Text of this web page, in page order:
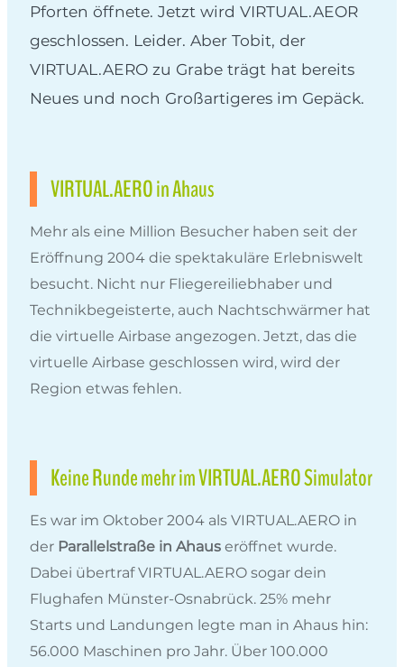
Pforten öffnete. Jetzt wird VIRTUAL.AEOR
geschlossen. Leider. Aber Tobit, der
VIRTUAL.AERO zu Grabe trägt hat bereits
Neues und noch Großartigeres im Gepäck.
VIRTUAL.AERO in Ahaus
Mehr als eine Million Besucher haben seit der
Eröffnung 2004 die spektakuläre Erlebniswelt
besucht. Nicht nur Fliegereiliebhaber und
Technikbegeisterte, auch Nachtschwärmer hat
die virtuelle Airbase angezogen. Jetzt, das die
virtuelle Airbase geschlossen wird, wird der
Region etwas fehlen.
Keine Runde mehr im VIRTUAL.AERO Simulator
Es war im Oktober 2004 als VIRTUAL.AERO in
der Parallelstraße in Ahaus eröffnet wurde.
Dabei übertraf VIRTUAL.AERO sogar dein
Flughafen Münster-Osnabrück. 25% mehr
Starts und Landungen legte man in Ahaus hin:
56.000 Maschinen pro Jahr. Über 100.000